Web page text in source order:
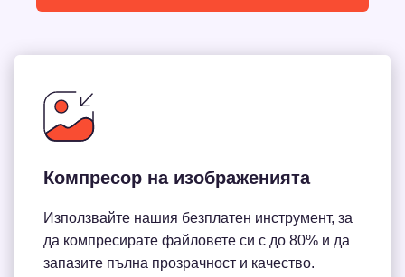
Компресор на изображенията
Използвайте нашия безплатен инструмент, за
да компресирате файловете си с до 80% и да
запазите пълна прозрачност и качество.